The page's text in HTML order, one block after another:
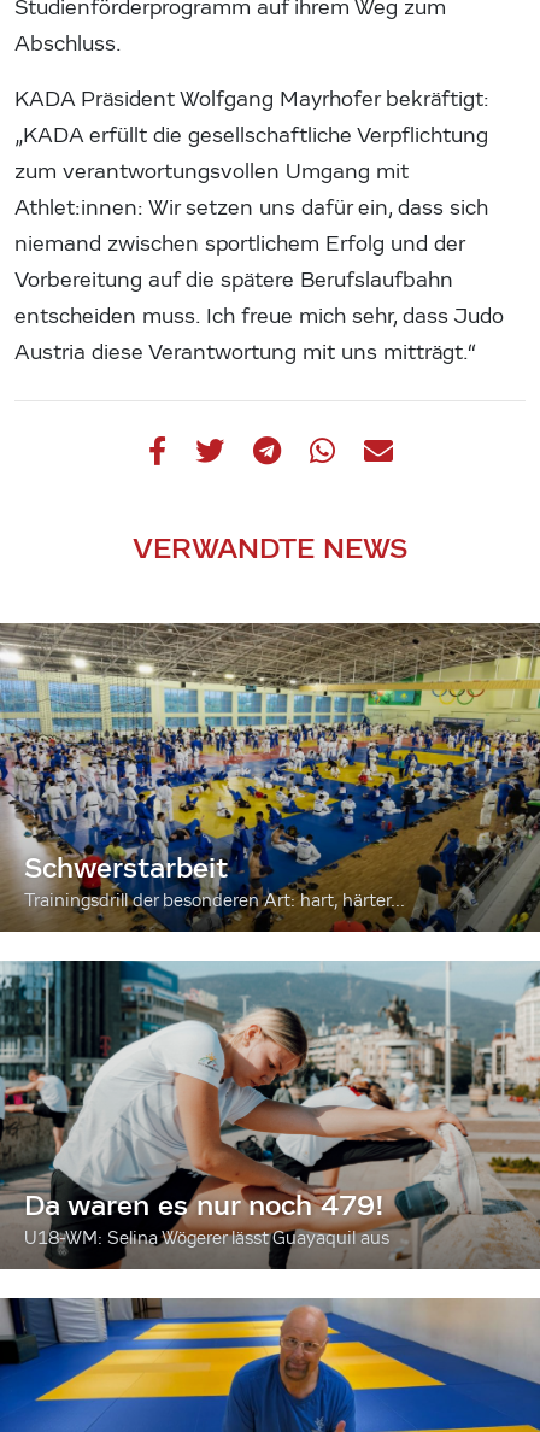
Studienförderprogramm auf ihrem Weg zum
Abschluss.
KADA Präsident Wolfgang Mayrhofer bekräftigt:
„KADA erfüllt die gesellschaftliche Verpflichtung
zum verantwortungsvollen Umgang mit
Athlet:innen: Wir setzen uns dafür ein, dass sich
niemand zwischen sportlichem Erfolg und der
Vorbereitung auf die spätere Berufslaufbahn
entscheiden muss. Ich freue mich sehr, dass Judo
Austria diese Verantwortung mit uns mitträgt.“
VERWANDTE NEWS
Schwerstarbeit
Trainingsdrill der besonderen Art: hart, härter...
Da waren es nur noch 479!
U18-WM: Selina Wögerer lässt Guayaquil aus